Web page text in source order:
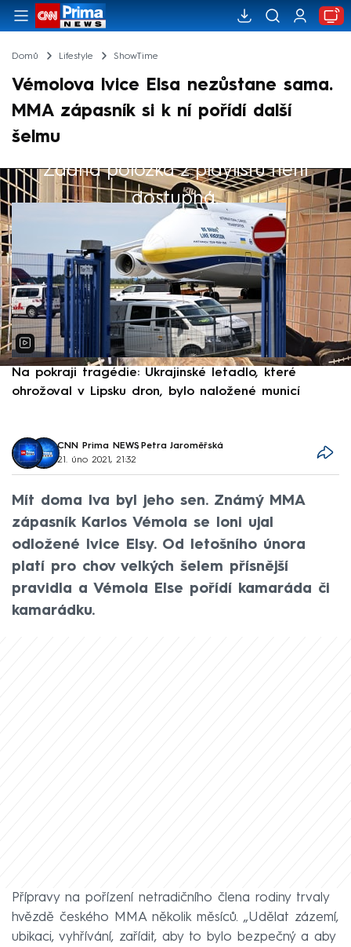
Domů Lifestyle ShowTime
Vémolova lvice Elsa nezůstane sama.
MMA zápasník si k ní pořídí další
šelmu
Žádná položka z playlistu není
dostupná.
Výběr redakce
Na pokraji tragédie: Ukrajinské letadlo, které
ohrožoval v Lipsku dron, bylo naložené municí
CNN Prima NEWS, Petra Jaroměřská
21. úno 2021, 21:32
Mít doma lva byl jeho sen. Známý MMA
zápasník Karlos Vémola se loni ujal
odložené lvice Elsy. Od letošního února
platí pro chov velkých šelem přísnější
pravidla a Vémola Else pořídí kamaráda či
kamarádku.
Přípravy na pořízení netradičního člena rodiny trvaly
hvězdě českého MMA několik měsíců. „Udělat zázemí,
ubikaci, vyhřívání, zařídit, aby to bylo bezpečný a aby